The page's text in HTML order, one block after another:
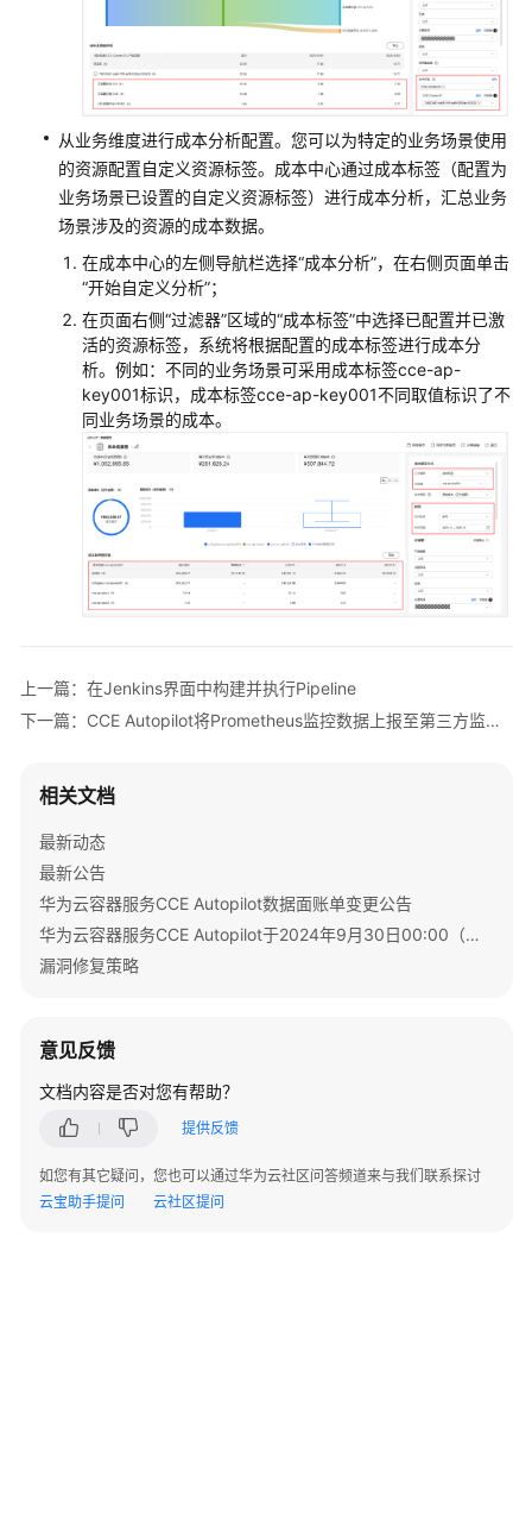
从业务维度进行成本分析配置。您可以为特定的业务场景使用
的资源配置自定义资源标签。成本中心通过成本标签（配置为
业务场景已设置的自定义资源标签）进行成本分析，汇总业务
场景涉及的资源的成本数据。
在成本中心的左侧导航栏选择“成本分析”，在右侧页面单击
“开始自定义分析”；
在页面右侧“过滤器”区域的“成本标签”中选择已配置并已激
活的资源标签，系统将根据配置的成本标签进行成本分
析。例如：不同的业务场景可采用成本标签cce-ap-
key001标识，成本标签cce-ap-key001不同取值标识了不
同业务场景的成本。
上一篇：在Jenkins界面中构建并执行Pipeline
下一篇：CCE Autopilot将Prometheus监控数据上报至第三方监控平台
相关文档
最新动态
最新公告
华为云容器服务CCE Autopilot数据面账单变更公告
华为云容器服务CCE Autopilot于2024年9月30日00:00（北京时间）转商
漏洞修复策略
意见反馈
文档内容是否对您有帮助？
提供反馈
如您有其它疑问，您也可以通过华为云社区问答频道来与我们联系探讨
云宝助手提问
云社区提问